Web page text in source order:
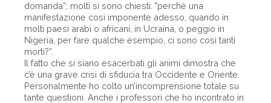
domanda”; molti si sono chiesti: "perché una
manifestazione così imponente adesso, quando in
molti paesi arabi o africani, in Ucraina, o peggio in
Nigeria, per fare qualche esempio, ci sono così tanti
morti?”.
Il fatto che si siano esacerbati gli animi dimostra che
c’è una grave crisi di sfiducia tra Occidente e Oriente.
Personalmente ho colto un’incomprensione totale su
tante questioni. Anche i professori che ho incontrato in